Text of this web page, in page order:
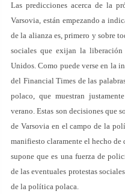
Las predicciones acerca de la
Varsovia, están empezando a
de la alianza es, primero y sobre
sociales que exijan la
Unidos. Como puede verse en la
del Financial Times de las
polaco, que muestran
verano. Estas son decisiones que
de Varsovia en el campo de la
manifiesto claramente el hecho de
supone que es una fuerza de
de las eventuales protestas
de la política polaca.